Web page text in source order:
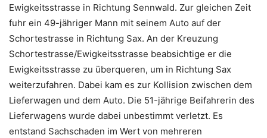
Ewigkeitsstrasse in Richtung Sennwald. Zur gleichen Zeit
fuhr ein 49-jähriger Mann mit seinem Auto auf der
Schortestrasse in Richtung Sax. An der Kreuzung
Schortestrasse/Ewigkeitsstrasse beabsichtige er die
Ewigkeitsstrasse zu überqueren, um in Richtung Sax
weiterzufahren. Dabei kam es zur Kollision zwischen dem
Lieferwagen und dem Auto. Die 51-jährige Beifahrerin des
Lieferwagens wurde dabei unbestimmt verletzt. Es
entstand Sachschaden im Wert von mehreren